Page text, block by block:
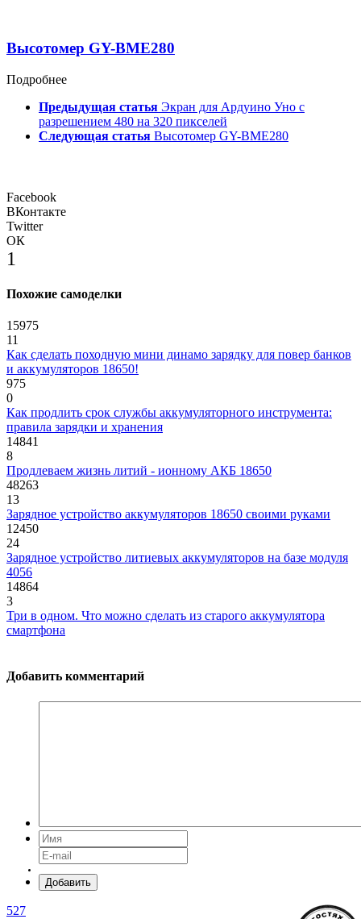
Высотомер GY-BME280
Подробнее
Предыдущая статья Экран для Ардуино Уно с
разрешением 480 на 320 пикселей
Следующая статья Высотомер GY-BME280
Facebook
ВКонтакте
Twitter
ОК
1
Похожие самоделки
15975
11
Как сделать походную мини динамо зарядку для повер банков
и аккумуляторов 18650!
975
0
Как продлить срок службы аккумуляторного инструмента:
правила зарядки и хранения
14841
8
Продлеваем жизнь литий - ионному АКБ 18650
48263
13
Зарядное устройство аккумуляторов 18650 своими руками
12450
24
Зарядное устройство литиевых аккумуляторов на базе модуля
4056
14864
3
Три в одном. Что можно сделать из старого аккумулятора
смартфона
Добавить комментарий
Добавить
527